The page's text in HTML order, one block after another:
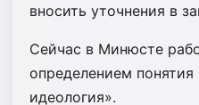
вносить уточнения в
Сейчас в Минюсте
определением понятия
идеология».